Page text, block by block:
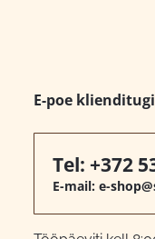
E-poe klienditugi
Tel: +372
E-mail: e-